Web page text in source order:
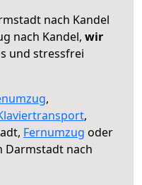
nach Kandel
nach Kandel, wir
und stressfrei
,
,
Fernumzug oder
Darmstadt nach